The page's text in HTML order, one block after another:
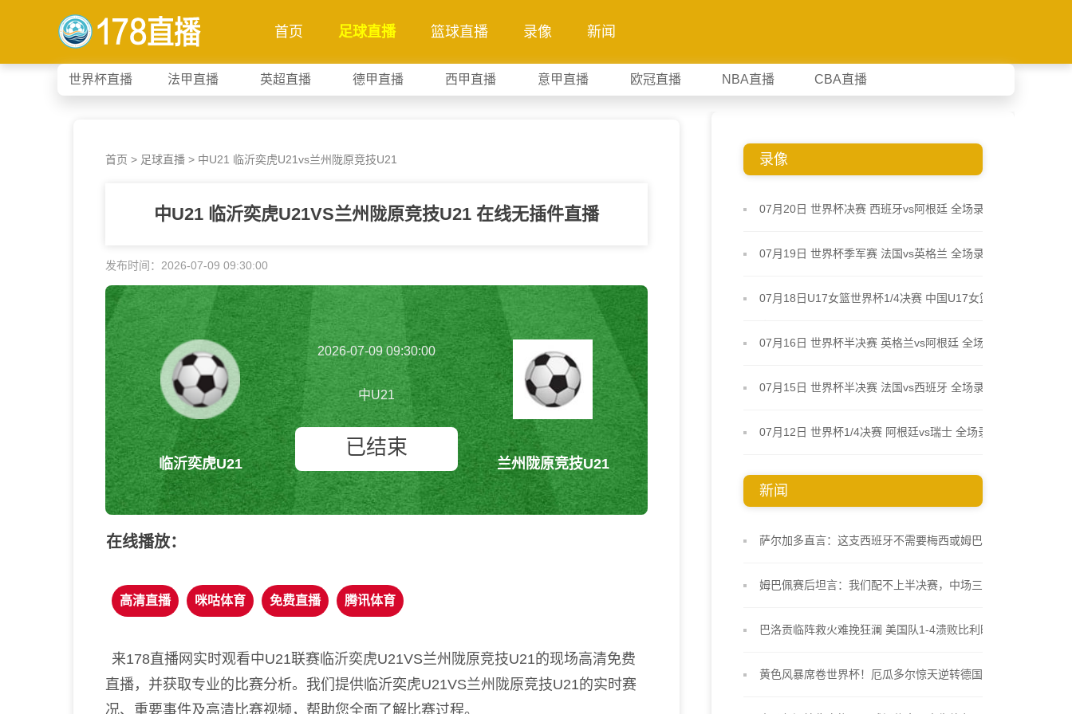
首页 足球直播 篮球直播 录像 新闻
世界杯直播 法甲直播 英超直播 德甲直播 西甲直播 意甲直播 欧冠直播 NBA直播 CBA直播
首页 > 足球直播 > 中U21 临沂奕虎U21vs兰州陇原竞技U21
中U21 临沂奕虎U21VS兰州陇原竞技U21 在线无插件直播
发布时间：2026-07-09 09:30:00
临沂奕虎U21
2026-07-09 09:30:00
中U21
已结束
兰州陇原竞技U21
在线播放：
高清直播 咪咕体育 免费直播 腾讯体育
来178直播网实时观看中U21联赛临沂奕虎U21VS兰州陇原竞技U21的现场高清免费
直播，并获取专业的比赛分析。我们提供临沂奕虎U21VS兰州陇原竞技U21的实时赛
况、重要事件及高清比赛视频，帮助您全面了解比赛过程。
录像
07月20日 世界杯决赛 西班牙vs阿根廷 全场录像
07月19日 世界杯季军赛 法国vs英格兰 全场录像
07月18日U17女篮世界杯1/4决赛 中国U17女篮 - 加
07月16日 世界杯半决赛 英格兰vs阿根廷 全场录像
07月15日 世界杯半决赛 法国vs西班牙 全场录像
07月12日 世界杯1/4决赛 阿根廷vs瑞士 全场录像
新闻
萨尔加多直言：这支西班牙不需要梅西或姆巴佩 19岁
姆巴佩赛后坦言：我们配不上半决赛，中场三抢二把
巴洛贡临阵救火难挽狂澜 美国队1-4溃败比利时止步
黄色风暴席卷世界杯！厄瓜多尔惊天逆转德国 非洲大